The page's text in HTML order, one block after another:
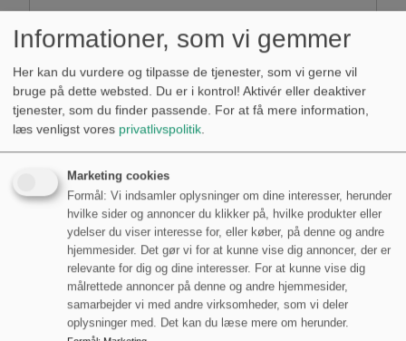
Informationer, som vi gemmer
Her kan du vurdere og tilpasse de tjenester, som vi gerne vil
bruge på dette websted. Du er i kontrol! Aktivér eller deaktiver
tjenester, som du finder passende. For at få mere information,
læs venligst vores privatlivspolitik
Marketing cookies
Formål: Vi indsamler oplysninger om dine interesser, herunder
hvilke sider og annoncer du klikker på, hvilke produkter eller
ydelser du viser interesse for, eller køber, på denne og andre
hjemmesider. Det gør vi for at kunne vise dig annoncer, der er
relevante for dig og dine interesser. For at kunne vise dig
målrettede annoncer på denne og andre hjemmesider,
samarbejder vi med andre virksomheder, som vi deler
oplysninger med. Det kan du læse mere om herunder.